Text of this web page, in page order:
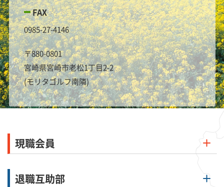
FAX
0985-27-4146
〒880-0801
宮崎県宮崎市老松1丁目2-2
(モリタゴルフ南隣)
現職会員
退職互助部